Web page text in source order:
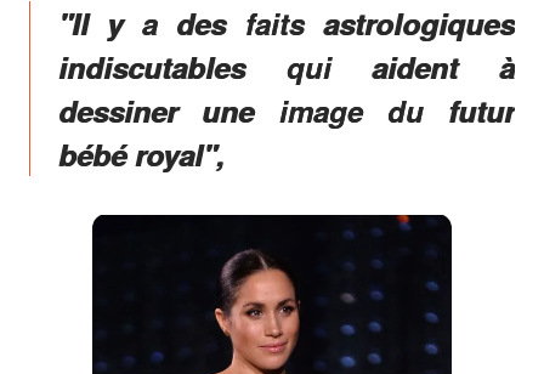
"Il y a des faits astrologiques
indiscutables qui aident à
dessiner une image du futur
bébé royal",